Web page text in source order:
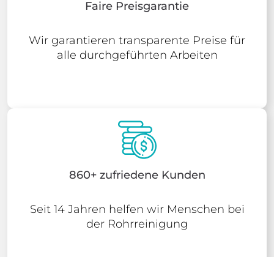
Faire Preisgarantie
Wir garantieren transparente Preise für
alle durchgeführten Arbeiten
860+ zufriedene Kunden
Seit 14 Jahren helfen wir Menschen bei
der Rohrreinigung